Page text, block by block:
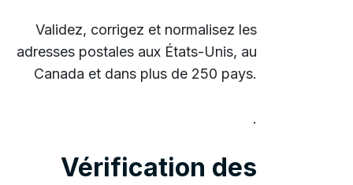
Validez, corrigez et normalisez les
adresses postales aux États-Unis, au
Canada et dans plus de 250 pays.
.
Vérification des